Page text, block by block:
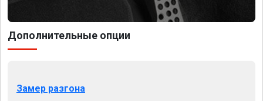
Дополнительные опции
Замер разгона